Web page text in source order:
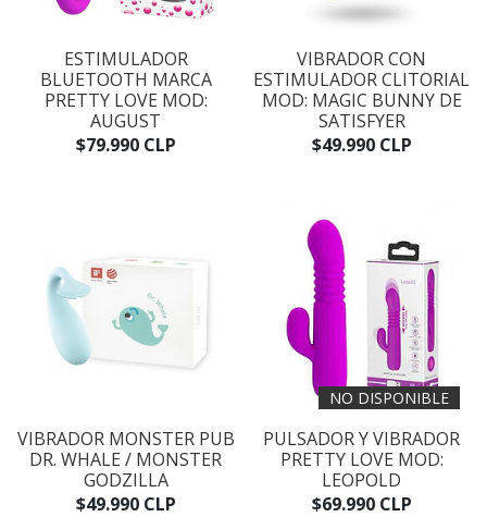
ESTIMULADOR
BLUETOOTH MARCA
PRETTY LOVE MOD:
AUGUST
$79.990 CLP
VIBRADOR CON
ESTIMULADOR CLITORIAL
MOD: MAGIC BUNNY DE
SATISFYER
$49.990 CLP
VIBRADOR MONSTER PUB
DR. WHALE / MONSTER
GODZILLA
$49.990 CLP
NO DISPONIBLE
PULSADOR Y VIBRADOR
PRETTY LOVE MOD:
LEOPOLD
$69.990 CLP